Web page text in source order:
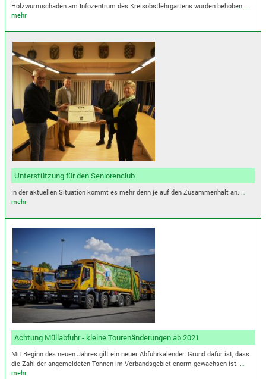
Holzwurmschäden am Infozentrum des Kreisobstlehrgartens wurden behoben
mehr
Unterstützung für den Seniorenclub
In der aktuellen Situation kommt es mehr denn je auf den Zusammenhalt an.…
mehr
Achtung Müllabfuhr - kleine Tourenänderungen ab 2021
Mit Beginn des neuen Jahres gilt ein neuer Abfuhrkalender. Grund dafür ist, dass
die Zahl der angemeldeten Tonnen im Verbandsgebiet enorm gewachsen ist.…
mehr